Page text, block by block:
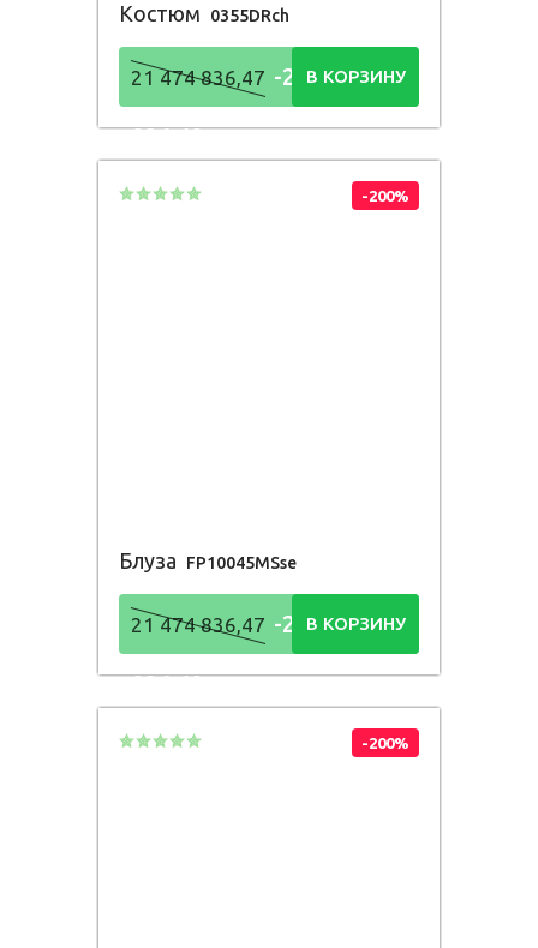
Костюм 0355DRch
21 474 836,47 -21 474
836,48Р
В КОРЗИНУ
-200%
Блуза FP10045MSse
21 474 836,47 -21 474
836,48Р
В КОРЗИНУ
-200%